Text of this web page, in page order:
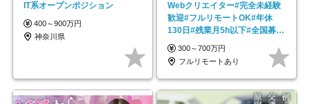
IT系オープンポジション
400～900万円
神奈川県
Webクリエイター#完全未経験
歓迎#フルリモートOK#年休
130日#残業月5h以下#全国募集
#最大1年の研修
300～700万円
フルリモートあり